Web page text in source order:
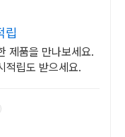
립
제품을 만나보세요.
적립도 받으세요.